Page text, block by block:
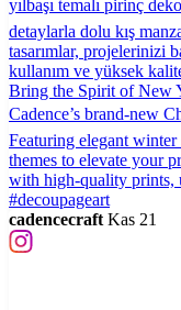
cadencecraft Kas 21